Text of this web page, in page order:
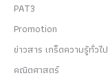
PAT3
Promotion
ข่าวสาร เกร็ดความรู้ทั่วไป
คณิตศาสตร์